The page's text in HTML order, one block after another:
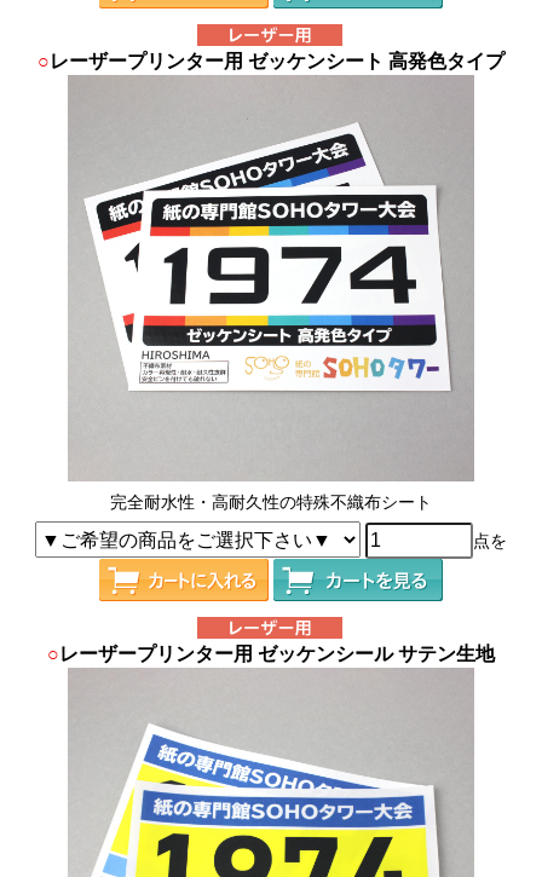
○レーザープリンター用 ゼッケンシート 高発色タイプ
完全耐水性・高耐久性の特殊不織布シート
点を
○レーザープリンター用 ゼッケンシール サテン生地